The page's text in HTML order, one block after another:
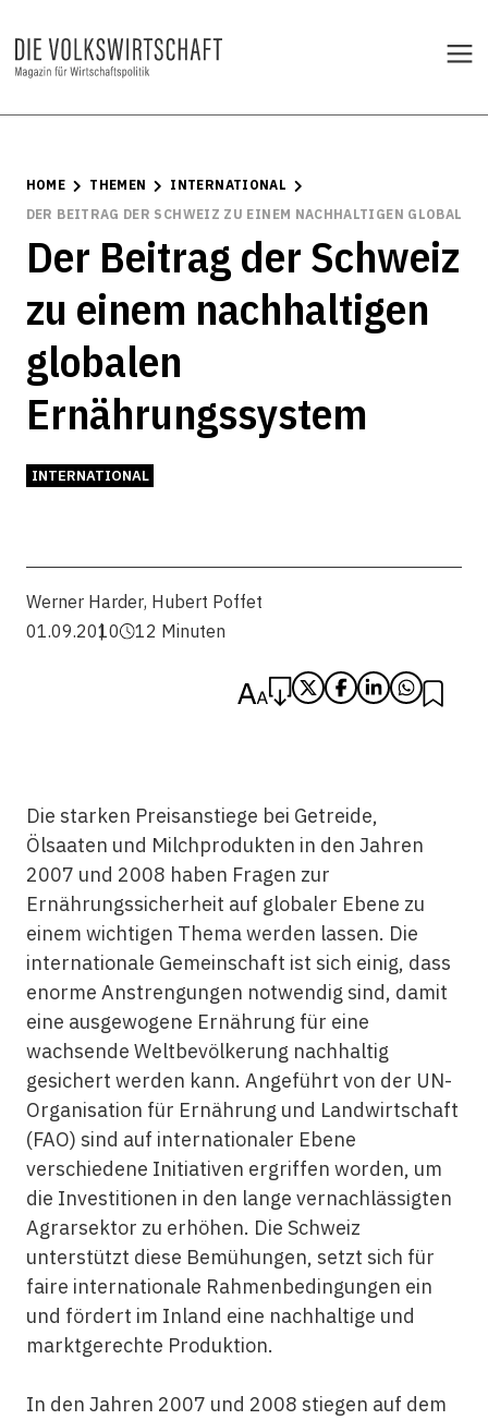
HOME THEMEN
INTERNATIONAL
DER BEITRAG DER SCHWEIZ ZU EINEM NACHHALTIGEN GLOBALEN
Der Beitrag der Schweiz
zu einem nachhaltigen
globalen
Ernährungssystem
INTERNATIONAL
Werner Harder, Hubert Poffet
01.09.2010
12 Minuten
Die starken Preisanstiege bei Getreide,
Ölsaaten und Milchprodukten in den Jahren
2007 und 2008 haben Fragen zur
Ernährungssicherheit auf globaler Ebene zu
einem wichtigen Thema werden lassen. Die
internationale Gemeinschaft ist sich einig, dass
enorme Anstrengungen notwendig sind, damit
eine ausgewogene Ernährung für eine
wachsende Weltbevölkerung nachhaltig
gesichert werden kann. Angeführt von der UN-
Organisation für Ernährung und Landwirtschaft
(FAO) sind auf internationaler Ebene
verschiedene Initiativen ergriffen worden, um
die Investitionen in den lange vernachlässigten
Agrarsektor zu erhöhen. Die Schweiz
unterstützt diese Bemühungen, setzt sich für
faire internationale Rahmenbedingungen ein
und fördert im Inland eine nachhaltige und
marktgerechte Produktion.
In den Jahren 2007 und 2008 stiegen auf dem